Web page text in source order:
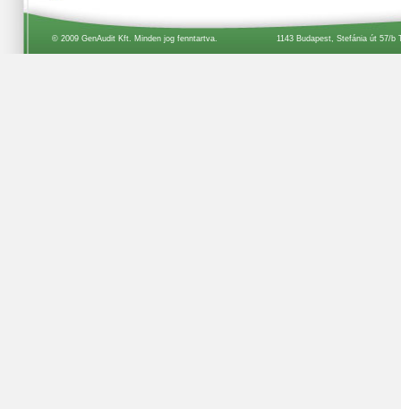
1143 Budapest, Stefánia út 57/b
© 2009 GenAudit Kft. Minden jog fenntartva.